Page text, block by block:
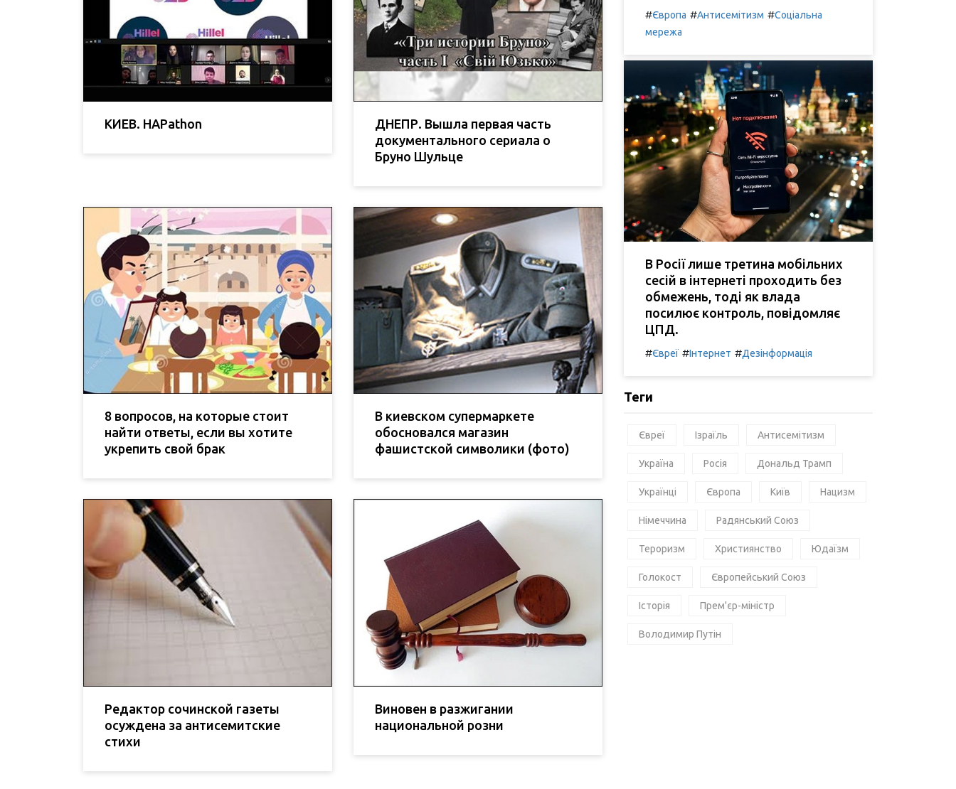
КИЕВ. HAPathon
ДНЕПР. Вышла первая часть
документального сериала о
Бруно Шульце
8 вопросов, на которые стоит
найти ответы, если вы хотите
укрепить свой брак
В киевском супермаркете
обосновался магазин
фашистской символики (фото)
Редактор сочинской газеты
осуждена за антисемитские
стихи
Виновен в разжигании
национальной розни
#Європа #Антисемітизм #Соціальна
мережа
В Росії лише третина мобільних
сесій в інтернеті проходить без
обмежень, тоді як влада
посилює контроль, повідомляє
ЦПД.
#Євреї #Інтернет #Дезінформація
Теги
Євреї Ізраїль Антисемітизм
Україна Росія Дональд Трамп
Українці Європа Київ Нацизм
Німеччина Радянський Союз
Тероризм Християнство Юдаїзм
Голокост Європейський Союз
Історія Прем'єр-міністр
Володимир Путін